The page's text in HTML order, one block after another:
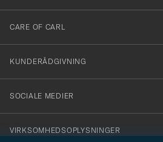
till
vårt
nyhetsbrev!
CARE OF CARL
KUNDERÅDGIVNING
SOCIALE MEDIER
VIRKSOMHEDSOPLYSNINGER